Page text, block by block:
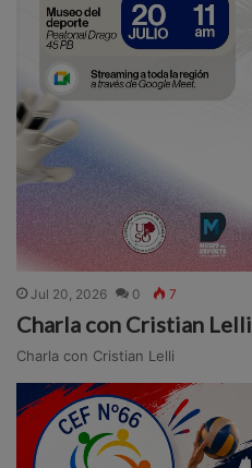
Jul 20, 2026 0 7
Charla con Cristian Lelli
Charla con Cristian Lelli